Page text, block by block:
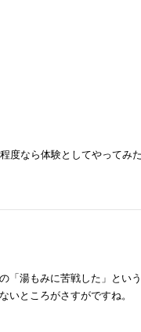
度なら体験としてやってみ
「湯もみに苦戦した」とい
いところがさすがですね。